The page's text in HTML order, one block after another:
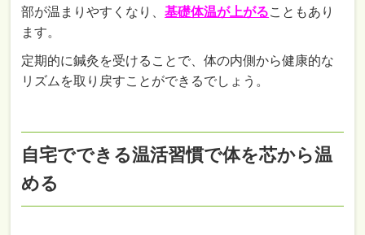
部が温まりやすくなり、基礎体温が上がることもあり
ます。
定期的に鍼灸を受けることで、体の内側から健康的な
リズムを取り戻すことができるでしょう。
自宅でできる温活習慣で体を芯から温
める